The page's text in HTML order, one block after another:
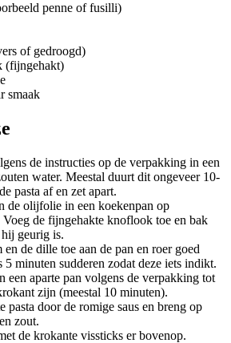
penne of fusilli)
of gedroogd)
(fijngehakt)
smaak
de instructies op de verpakking in een
water. Meestal duurt dit ongeveer 10-
pasta af en zet apart.
de olijfolie in een koekenpan op
de fijngehakte knoflook toe en bak
geurig is.
en de dille toe aan de pan en roer goed
5 minuten sudderen zodat deze iets indikt.
een aparte pan volgens de verpakking tot
zijn (meestal 10 minuten).
pasta door de romige saus en breng op
zout.
de krokante vissticks er bovenop.